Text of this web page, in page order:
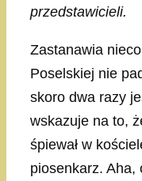
przedstawicieli.
Zastanawia
Poselskiej nie
skoro dwa razy
wskazuje na to,
śpiewał w
piosenkarz. Aha,